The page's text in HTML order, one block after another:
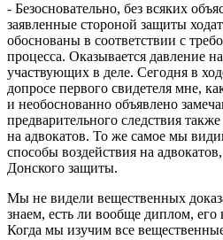
- Безосновательно, без всяких
заявленные стороной защиты
обоснованы в соответствии с
процесса. Оказывается давление
участвующих в деле. Сегодня в
допросе первого свидетеля мне,
и необоснованно объявлено
предварительного следствия
на адвокатов. То же самое мы
способы воздействия на
Донского защиты.
Мы не видели вещественных
знаем, есть ли вообще диплом, его
Когда мы изучим все вещественные